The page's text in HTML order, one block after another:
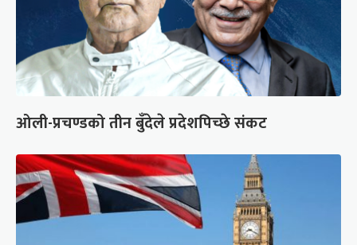
ओली-प्रचण्डको तीन बुँदेले प्रदेशपिच्छे संकट